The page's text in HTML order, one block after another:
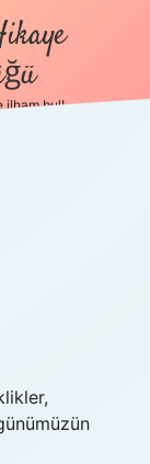
ilham bul!